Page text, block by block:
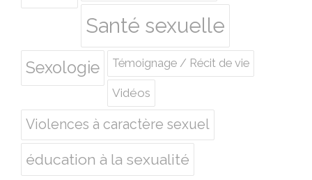
Santé sexuelle
Sexologie Témoignage / Récit de vie
Vidéos
Violences à caractère sexuel
éducation à la sexualité